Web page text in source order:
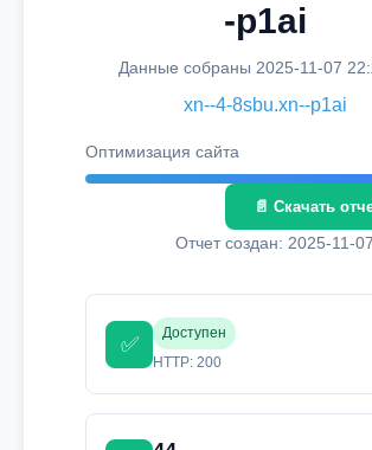
-p1ai
Данные собраны 2025-11-07
xn--4-8sbu.xn--p1ai
Оптимизация сайта
📄 Скачать
Отчет создан: 2025-11-
✅
Доступен
HTTP: 200